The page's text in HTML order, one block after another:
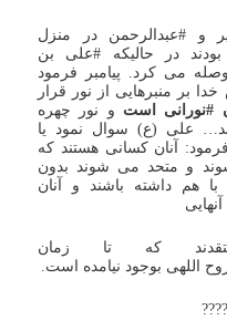
و #عبدالرحمن در منزل
در حالیکه #علی بن
می کرد. پیامبر فرمود
منبرهایی از نور قرار
#نورانی است و نور چهره
علی (ع) سوال نمود یا
آنان کسانی هستند که
و متحد می شوند بدون
هم داشته باشند و آنان
که تا زمان
اللهی بوجود نیامده است.